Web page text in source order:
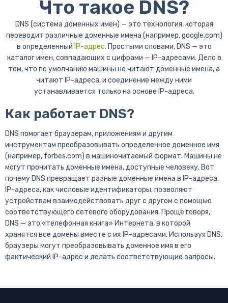
Что такое DNS?
DNS (система доменных имен) — это технология, которая
переводит различные доменные имена (например, google.com)
в определенный IP-адрес. Простыми словами, DNS — это
каталог имен, совпадающих с цифрами — IP-адресами. Дело в
том, что по умолчанию машины не читают доменные имена, а
читают IP-адреса, и соединение между ними
устанавливается только на основе IP-адреса.
Как работает DNS?
DNS помогает браузерам, приложениям и другим
инструментам преобразовывать определенное доменное имя
(например, forbes.com) в машиночитаемый формат. Машины не
могут прочитать доменные имена, доступные человеку. Вот
почему DNS превращает разные доменные имена в IP-адреса.
IP-адреса, как числовые идентификаторы, позволяют
устройствам взаимодействовать друг с другом с помощью
соответствующего сетевого оборудования. Проще говоря,
DNS — это «телефонная книга» Интернета, в которой
хранятся все домены вместе с их IP-адресами. Используя DNS,
браузеры могут преобразовывать доменное имя в его
фактический IP-адрес и делать соответствующие запросы.